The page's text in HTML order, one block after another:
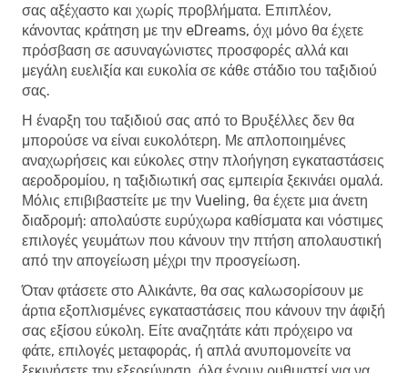
σας αξέχαστο και χωρίς προβλήματα. Επιπλέον,
κάνοντας κράτηση με την eDreams, όχι μόνο θα έχετε
πρόσβαση σε ασυναγώνιστες προσφορές αλλά και
μεγάλη ευελιξία και ευκολία σε κάθε στάδιο του ταξιδιού
σας.
Η έναρξη του ταξιδιού σας από το Βρυξέλλες δεν θα
μπορούσε να είναι ευκολότερη. Με απλοποιημένες
αναχωρήσεις και εύκολες στην πλοήγηση εγκαταστάσεις
αεροδρομίου, η ταξιδιωτική σας εμπειρία ξεκινάει ομαλά.
Μόλις επιβιβαστείτε με την Vueling, θα έχετε μια άνετη
διαδρομή: απολαύστε ευρύχωρα καθίσματα και νόστιμες
επιλογές γευμάτων που κάνουν την πτήση απολαυστική
από την απογείωση μέχρι την προσγείωση.
Όταν φτάσετε στο Αλικάντε, θα σας καλωσορίσουν με
άρτια εξοπλισμένες εγκαταστάσεις που κάνουν την άφιξή
σας εξίσου εύκολη. Είτε αναζητάτε κάτι πρόχειρο να
φάτε, επιλογές μεταφοράς, ή απλά ανυπομονείτε να